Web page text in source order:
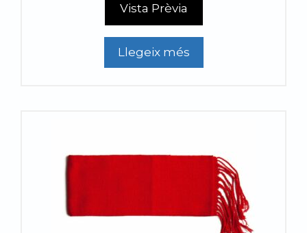
Vista Prèvia
Llegeix més